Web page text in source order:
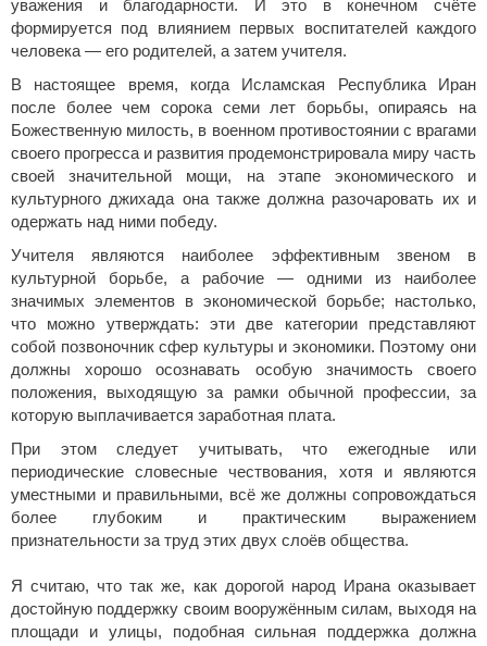
уважения и благодарности. И это в конечном счёте
формируется под влиянием первых воспитателей каждого
человека — его родителей, а затем учителя.
В настоящее время, когда Исламская Республика Иран
после более чем сорока семи лет борьбы, опираясь на
Божественную милость, в военном противостоянии с врагами
своего прогресса и развития продемонстрировала миру часть
своей значительной мощи, на этапе экономического и
культурного джихада она также должна разочаровать их и
одержать над ними победу.
Учителя являются наиболее эффективным звеном в
культурной борьбе, а рабочие — одними из наиболее
значимых элементов в экономической борьбе; настолько,
что можно утверждать: эти две категории представляют
собой позвоночник сфер культуры и экономики. Поэтому они
должны хорошо осознавать особую значимость своего
положения, выходящую за рамки обычной профессии, за
которую выплачивается заработная плата.
При этом следует учитывать, что ежегодные или
периодические словесные чествования, хотя и являются
уместными и правильными, всё же должны сопровождаться
более глубоким и практическим выражением
признательности за труд этих двух слоёв общества.
Я считаю, что так же, как дорогой народ Ирана оказывает
достойную поддержку своим вооружённым силам, выходя на
площади и улицы, подобная сильная поддержка должна